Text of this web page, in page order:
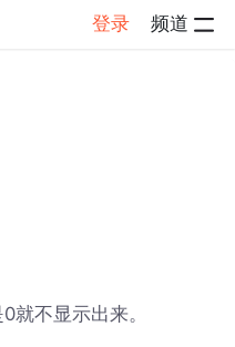
登录 频道
就不显示出来。